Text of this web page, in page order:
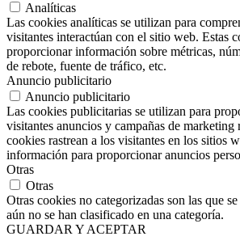
Analíticas
Las cookies analíticas se utilizan para
visitantes interactúan con el sitio web. Estas
proporcionar información sobre métricas,
de rebote, fuente de tráfico, etc.
Anuncio publicitario
Anuncio publicitario
Las cookies publicitarias se utilizan para
visitantes anuncios y campañas de marketing
cookies rastrean a los visitantes en los sitios
información para proporcionar anuncios
Otras
Otras
Otras cookies no categorizadas son las que
aún no se han clasificado en una categoría.
GUARDAR Y ACEPTAR